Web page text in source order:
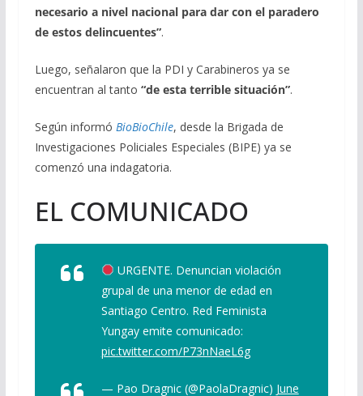
necesario a nivel nacional para dar con el paradero
de estos delincuentes”.
Luego, señalaron que la PDI y Carabineros ya se
encuentran al tanto “de esta terrible situación”.
Según informó BioBioChile, desde la Brigada de
Investigaciones Policiales Especiales (BIPE) ya se
comenzó una indagatoria.
EL COMUNICADO
URGENTE. Denuncian violación
grupal de una menor de edad en
Santiago Centro. Red Feminista
Yungay emite comunicado:
pic.twitter.com/P73nNaeL6g
— Pao Dragnic (@PaolaDragnic) June